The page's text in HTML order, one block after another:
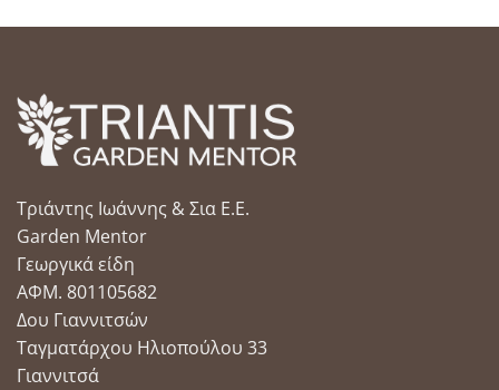
Τριάντης Ιωάννης & Σια Ε.Ε.
Garden Mentor
Γεωργικά είδη
ΑΦΜ. 801105682
Δου Γιαννιτσών
Ταγματάρχου Ηλιοπούλου 33
Γιαννιτσά